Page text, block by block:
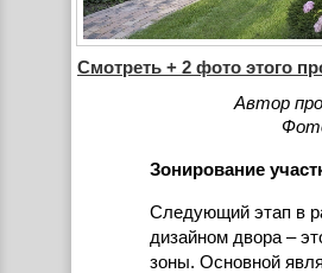
Смотреть + 2 фото этого
Автор
Зонирование
Следующий этап в
дизайном двора –
зоны. Основной